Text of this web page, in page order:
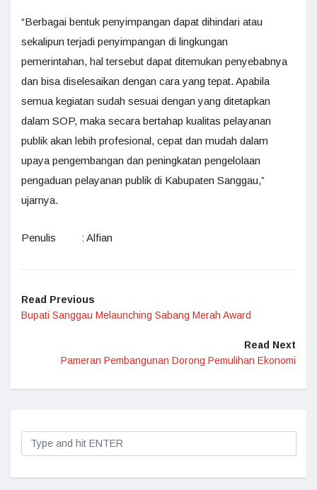
“Berbagai bentuk penyimpangan dapat dihindari atau
sekalipun terjadi penyimpangan di lingkungan
pemerintahan, hal tersebut dapat ditemukan penyebabnya
dan bisa diselesaikan dengan cara yang tepat. Apabila
semua kegiatan sudah sesuai dengan yang ditetapkan
dalam SOP, maka secara bertahap kualitas pelayanan
publik akan lebih profesional, cepat dan mudah dalam
upaya pengembangan dan peningkatan pengelolaan
pengaduan pelayanan publik di Kabupaten Sanggau,”
ujarnya.
Penulis : Alfian
Read Previous
Bupati Sanggau Melaunching Sabang Merah Award
Read Next
Pameran Pembangunan Dorong Pemulihan Ekonomi